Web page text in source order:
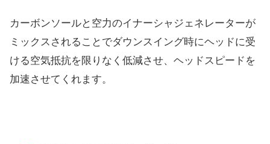
カーボンソールと空力のイナーシャジェネレーターが
ミックスされることでダウンスイング時にヘッドに受
ける空気抵抗を限りなく低減させ、ヘッドスピードを
加速させてくれます。